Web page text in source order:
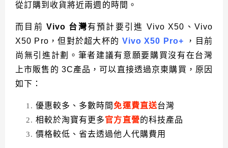
從訂購到收貨將近兩週的時間。
而目前Vivo 台灣有預計要引進 Vivo X50、Vivo
X50 Pro，但對於超大杯的 Vivo X50 Pro+
，目前
尚無引進計劃。筆者建議有意願要購買沒有在台灣
上市販售的 3C產品，可以直接透過京東購買，原因
如下：
優惠較多、多數時間免運費直送台灣
相較於淘寶有更多官方直營的科技產品
價格較低、省去透過他人代購費用